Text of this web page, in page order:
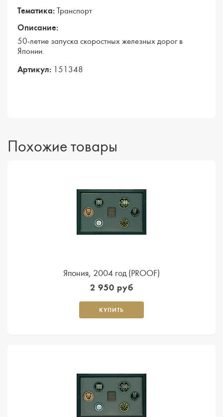
Тематика: Транспорт
Описание:
50-летие запуска скоростных железных дорог в
Японии.
Артикул: 151348
Похожие товары
Япония, 2004 год (PROOF)
2 950 руб
КУПИТЬ